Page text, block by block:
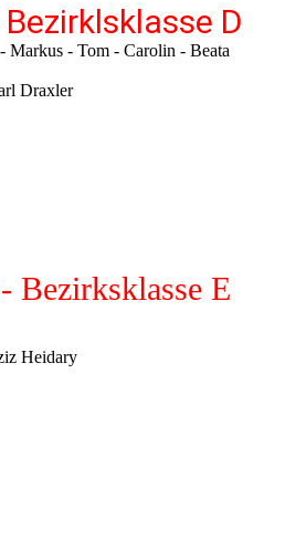
D
Markus - Tom - Carolin - Beata
Draxler
Bezirksklasse E
Heidary